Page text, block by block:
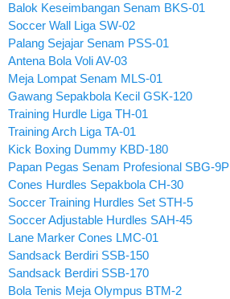
Balok Keseimbangan Senam BKS-01
Soccer Wall Liga SW-02
Palang Sejajar Senam PSS-01
Antena Bola Voli AV-03
Meja Lompat Senam MLS-01
Gawang Sepakbola Kecil GSK-120
Training Hurdle Liga TH-01
Training Arch Liga TA-01
Kick Boxing Dummy KBD-180
Papan Pegas Senam Profesional SBG-9P
Cones Hurdles Sepakbola CH-30
Soccer Training Hurdles Set STH-5
Soccer Adjustable Hurdles SAH-45
Lane Marker Cones LMC-01
Sandsack Berdiri SSB-150
Sandsack Berdiri SSB-170
Bola Tenis Meja Olympus BTM-2